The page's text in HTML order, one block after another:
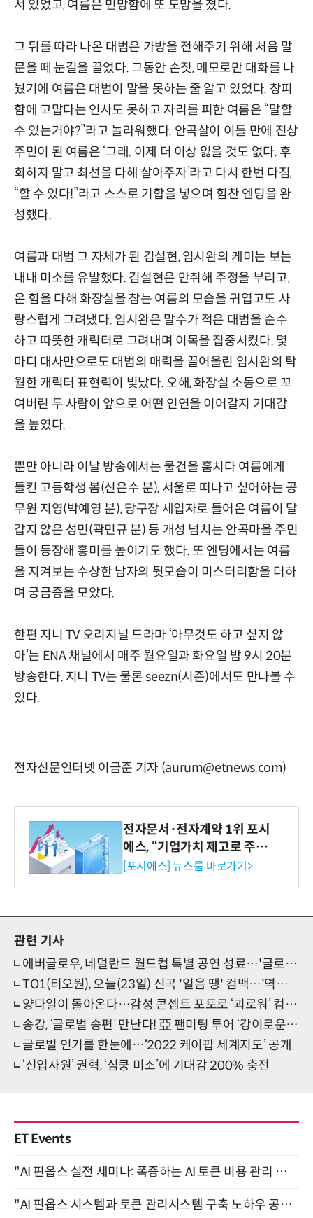
서 있었고, 여름은 민망함에 또 도망을 쳤다.
그 뒤를 따라 나온 대범은 가방을 전해주기 위해 처음 말
문을 떼 눈길을 끌었다. 그동안 손짓, 메모로만 대화를 나
눴기에 여름은 대범이 말을 못하는 줄 알고 있었다. 창피
함에 고맙다는 인사도 못하고 자리를 피한 여름은 “말할
수 있는거야?”라고 놀라워했다. 안곡살이 이틀 만에 진상
주민이 된 여름은 ‘그래. 이제 더 이상 잃을 것도 없다. 후
회하지 말고 최선을 다해 살아주자’라고 다시 한번 다짐,
“할 수 있다!”라고 스스로 기합을 넣으며 힘찬 엔딩을 완
성했다.
여름과 대범 그 자체가 된 김설현, 임시완의 케미는 보는
내내 미소를 유발했다. 김설현은 만취해 주정을 부리고,
온 힘을 다해 화장실을 참는 여름의 모습을 귀엽고도 사
랑스럽게 그려냈다. 임시완은 말수가 적은 대범을 순수
하고 따뜻한 캐릭터로 그려내며 이목을 집중시켰다. 몇
마디 대사만으로도 대범의 매력을 끌어올린 임시완의 탁
월한 캐릭터 표현력이 빛났다. 오해, 화장실 소동으로 꼬
여버린 두 사람이 앞으로 어떤 인연을 이어갈지 기대감
을 높였다.
뿐만 아니라 이날 방송에서는 물건을 훔치다 여름에게
들킨 고등학생 봄(신은수 분), 서울로 떠나고 싶어하는 공
무원 지영(박예영 분), 당구장 세입자로 들어온 여름이 달
갑지 않은 성민(곽민규 분) 등 개성 넘치는 안곡마을 주민
들이 등장해 흥미를 높이기도 했다. 또 엔딩에서는 여름
을 지켜보는 수상한 남자의 뒷모습이 미스터리함을 더하
며 궁금증을 모았다.
한편 지니 TV 오리지널 드라마 ‘아무것도 하고 싶지 않
아’는 ENA 채널에서 매주 월요일과 화요일 밤 9시 20분
방송한다. 지니 TV는 물론 seezn(시즌)에서도 만나볼 수
있다.
전자신문인터넷 이금준 기자 (aurum@etnews.com)
전자문서·전자계약 1위 포시
에스, “기업가치 제고로 주주
환원 강화” 계획 공시
[포시에스] 뉴스룸 바로가기>
관련 기사
에버글로우, 네덜란드 월드컵 특별 공연 성료…'글로벌돌' 입지 굳건
TO1(티오원), 오늘(23일) 신곡 '얼음 땡' 컴백…'역동적 퍼포먼스' 기대
양다일이 돌아온다…감성 콘셉트 포토로 ‘괴로워’ 컴백 선언
송강, ‘글로벌 송편’ 만난다! 亞 팬미팅 투어 ‘강이로운 순간’ 예고
글로벌 인기를 한눈에…‘2022 케이팝 세계지도’ 공개
‘신입사원’ 권혁, ‘심쿵 미소’에 기대감 200% 충전
ET Events
"AI 핀옵스 실전 세미나: 폭증하는 AI 토큰 비용 관리 전략" 8월 21일 개최
"AI 핀옵스 시스템과 토큰 관리시스템 구축 노하우 공개" 잠실 한국광고문화회관 2층 대회의실 (8/21)